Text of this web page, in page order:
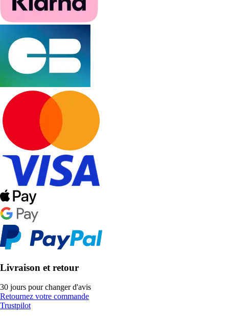
Livraison et retour
30 jours pour changer d'avis
Retournez votre commande
Trustpilot